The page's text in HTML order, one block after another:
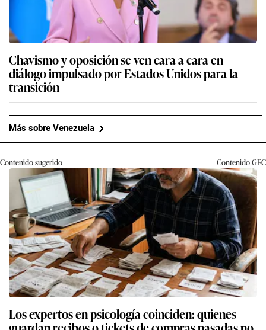
Chavismo y oposición se ven cara a cara en
diálogo impulsado por Estados Unidos para la
transición
Más sobre Venezuela
Contenido sugerido ContenidoGEC
Los expertos en psicología coinciden: quienes